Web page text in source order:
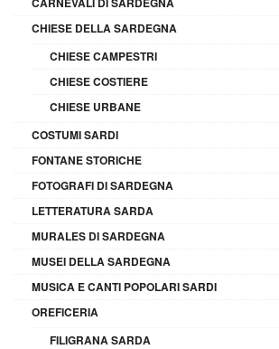
CHIESE DELLA SARDEGNA
CHIESE CAMPESTRI
CHIESE COSTIERE
CHIESE URBANE
COSTUMI SARDI
FONTANE STORICHE
FOTOGRAFI DI SARDEGNA
LETTERATURA SARDA
MURALES DI SARDEGNA
MUSEI DELLA SARDEGNA
MUSICA E CANTI POPOLARI SARDI
OREFICERIA
FILIGRANA SARDA